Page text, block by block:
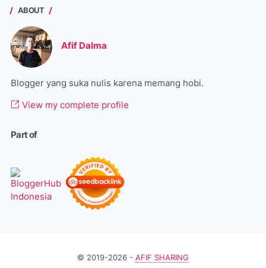
ABOUT
Afif Dalma
Blogger yang suka nulis karena memang hobi.
View my complete profile
Part of
© 2019-2026 - AFIF SHARING